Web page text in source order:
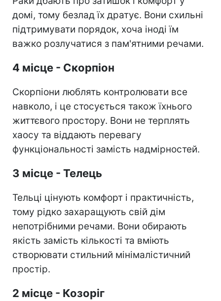
домі, тому безлад їх дратує. Вони схильні
підтримувати порядок, хоча іноді їм
важко розлучатися з пам'ятними речами.
4 місце - Скорпіон
Скорпіони люблять контролювати все
навколо, і це стосується також їхнього
життєвого простору. Вони не терплять
хаосу та віддають перевагу
функціональності замість надмірностей.
3 місце - Телець
Тельці цінують комфорт і практичність,
тому рідко захаращують свій дім
непотрібними речами. Вони обирають
якість замість кількості та вміють
створювати стильний мінімалістичний
простір.
2 місце - Козоріг